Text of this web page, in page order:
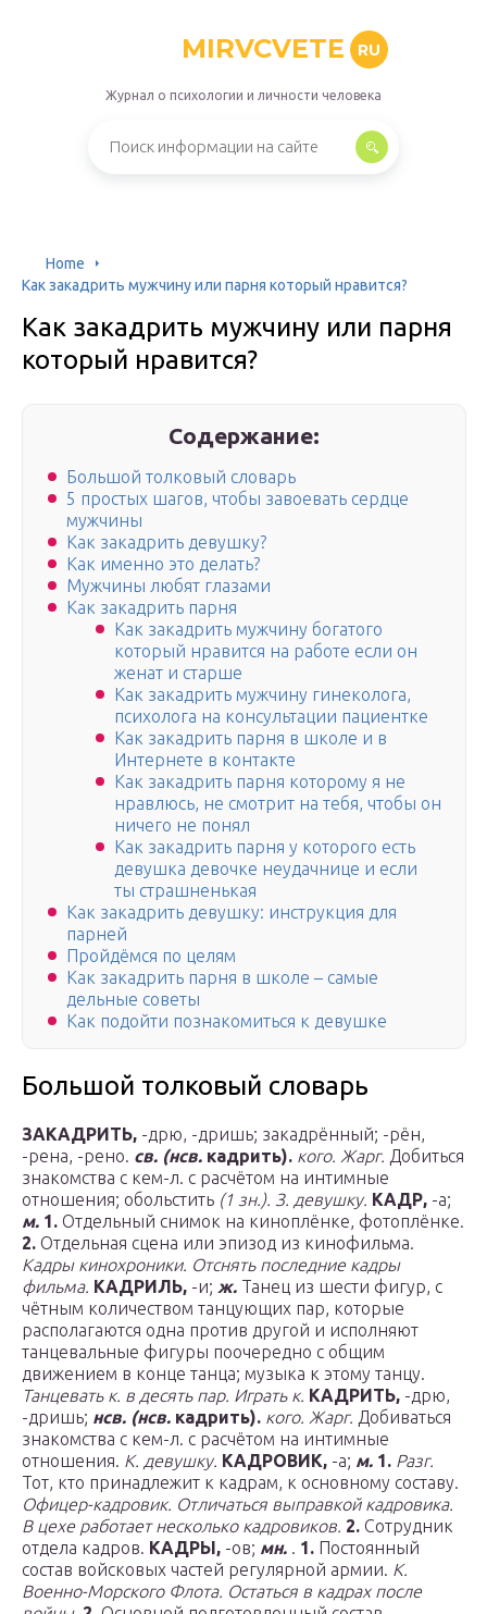
MIRVCVETE RU
Журнал о психологии и личности человека
Home
Как закадрить мужчину или парня который нравится?
Как закадрить мужчину или парня
который нравится?
Содержание:
Большой толковый словарь
5 простых шагов, чтобы завоевать сердце
мужчины
Как закадрить девушку?
Как именно это делать?
Мужчины любят глазами
Как закадрить парня
Как закадрить мужчину богатого
который нравится на работе если он
женат и старше
Как закадрить мужчину гинеколога,
психолога на консультации пациентке
Как закадрить парня в школе и в
Интернете в контакте
Как закадрить парня которому я не
нравлюсь, не смотрит на тебя, чтобы он
ничего не понял
Как закадрить парня у которого есть
девушка девочке неудачнице и если
ты страшненькая
Как закадрить девушку: инструкция для
парней
Пройдёмся по целям
Как закадрить парня в школе – самые
дельные советы
Как подойти познакомиться к девушке
Большой толковый словарь
ЗАКАДРИТЬ, -дрю, -дришь; закадрённый; -рён,
-рена, -рено. св. (нсв. кадрить). кого. Жарг. Добиться
знакомства с кем-л. с расчётом на интимные
отношения; обольстить (1 зн.). З. девушку. КАДР, -а;
м. 1. Отдельный снимок на киноплёнке, фотоплёнке.
2. Отдельная сцена или эпизод из кинофильма.
Кадры кинохроники. Отснять последние кадры
фильма. КАДРИЛЬ, -и; ж. Танец из шести фигур, с
чётным количеством танцующих пар, которые
располагаются одна против другой и исполняют
танцевальные фигуры поочередно с общим
движением в конце танца; музыка к этому танцу.
Танцевать к. в десять пар. Играть к. КАДРИТЬ, -дрю,
-дришь; нсв. (нсв. кадрить). кого. Жарг. Добиваться
знакомства с кем-л. с расчётом на интимные
отношения. К. девушку. КАДРОВИК, -а; м. 1. Разг.
Тот, кто принадлежит к кадрам, к основному составу.
Офицер-кадровик. Отличаться выправкой кадровика.
В цехе работает несколько кадровиков. 2. Сотрудник
отдела кадров. КАДРЫ, -ов; мн. . 1. Постоянный
состав войсковых частей регулярной армии. К.
Военно-Морского Флота. Остаться в кадрах после